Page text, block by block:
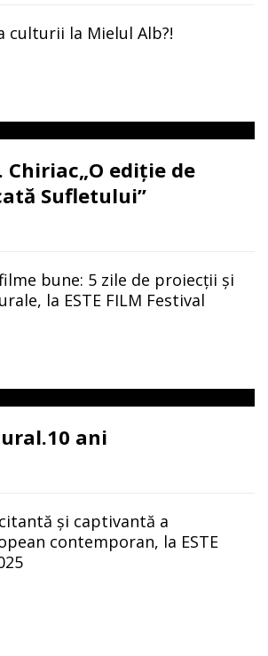
culturii la Mielul Alb?!
Chiriac„O ediție de
Sufletului”
bune: 5 zile de proiecții și
la ESTE FILM Festival
ani
și captivantă a
contemporan, la ESTE